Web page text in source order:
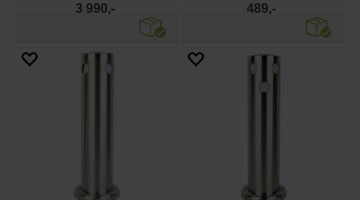
3 990,- 489,-